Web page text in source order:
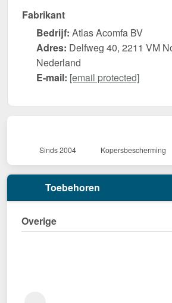
Fabrikant
Bedrijf: Atlas Acomfa BV
Adres: Delfweg 40, 2211 VM
Nederland
E-mail: [email protected]
Sinds 2004 Kopersbescherming
Toebehoren
Overige